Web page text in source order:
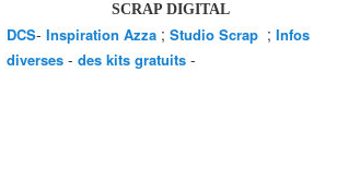
SCRAP DIGITAL
DCS- Inspiration Azza ; Studio Scrap ; Infos
diverses - des kits gratuits -